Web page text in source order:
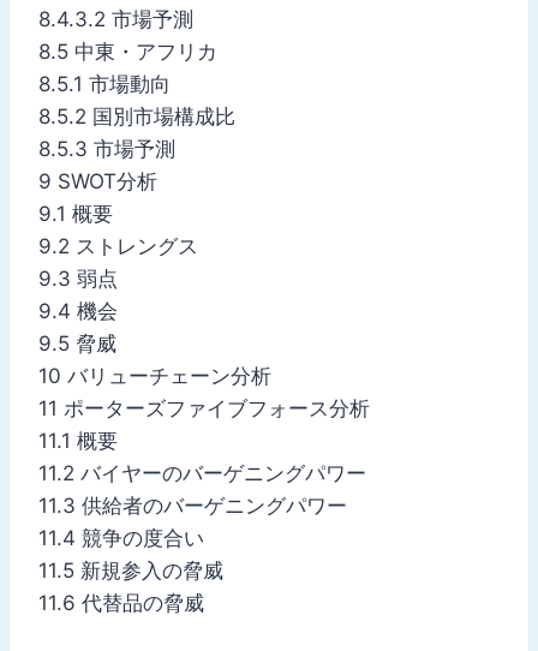
8.4.3.2 市場予測
8.5 中東・アフリカ
8.5.1 市場動向
8.5.2 国別市場構成比
8.5.3 市場予測
9 SWOT分析
9.1 概要
9.2 ストレングス
9.3 弱点
9.4 機会
9.5 脅威
10 バリューチェーン分析
11 ポーターズファイブフォース分析
11.1 概要
11.2 バイヤーのバーゲニングパワー
11.3 供給者のバーゲニングパワー
11.4 競争の度合い
11.5 新規参入の脅威
11.6 代替品の脅威